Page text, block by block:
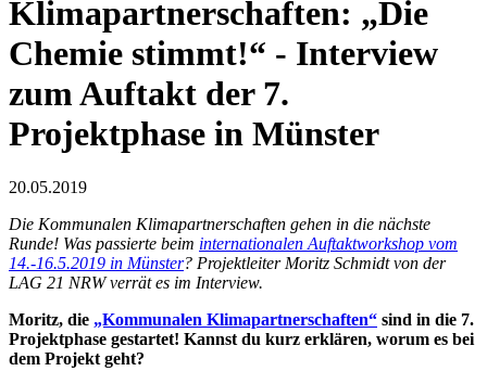
Klimapartnerschaften: „Die
Chemie stimmt!“ - Interview
zum Auftakt der 7.
Projektphase in Münster
20.05.2019
Die Kommunalen Klimapartnerschaften gehen in die nächste
Runde! Was passierte beim internationalen Auftaktworkshop vom
14.-16.5.2019 in Münster? Projektleiter Moritz Schmidt von der
LAG 21 NRW verrät es im Interview.
Moritz, die „Kommunalen Klimapartnerschaften“ sind in die 7.
Projektphase gestartet! Kannst du kurz erklären, worum es bei
dem Projekt geht?